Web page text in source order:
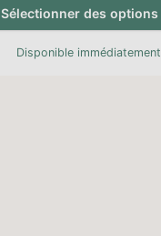
Sélectionner des options
Disponible immédiatement